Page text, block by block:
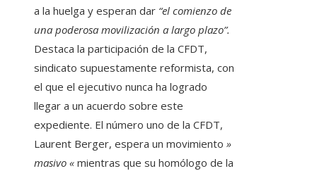
a la huelga y esperan dar “el comienzo de
una poderosa movilización a largo plazo”.
Destaca la participación de la CFDT,
sindicato supuestamente reformista, con
el que el ejecutivo nunca ha logrado
llegar a un acuerdo sobre este
expediente. El número uno de la CFDT,
Laurent Berger, espera un movimiento »
masivo « mientras que su homólogo de la